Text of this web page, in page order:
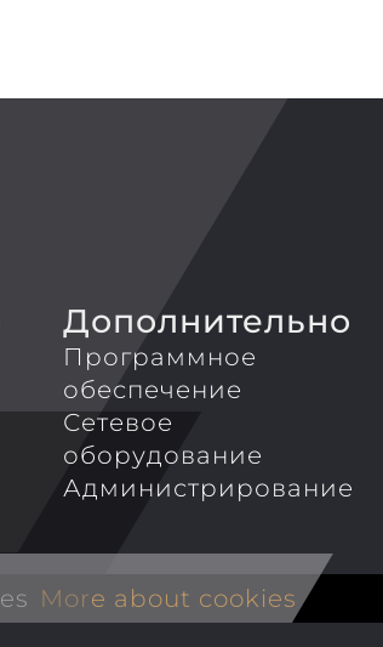
Дополнительно
Программное
обеспечение
Сетевое
оборудование
Администрирование
More about cookies